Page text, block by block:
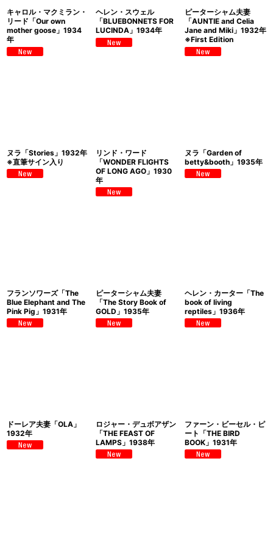
キャロル・マクミラン・
リード「Our own
mother goose」1934
年
ヘレン・スウェル
「BLUEBONNETS FOR
LUCINDA」1934年
ピーターシャム夫妻
「AUNTIE and Celia
Jane and Miki」1932年
※First Edition
ヌラ「Stories」1932年
※直筆サイン入り
リンド・ワード
「WONDER FLIGHTS
OF LONG AGO」1930
年
ヌラ「Garden of
betty&booth」1935年
フランソワーズ「The
Blue Elephant and The
Pink Pig」1931年
ピーターシャム夫妻
「The Story Book of
GOLD」1935年
ヘレン・カーター「The
book of living
reptiles」1936年
ドーレア夫妻「OLA」
1932年
ロジャー・デュボアザン
「THE FEAST OF
LAMPS」1938年
ファーン・ビーセル・ピ
ート「THE BIRD
BOOK」1931年